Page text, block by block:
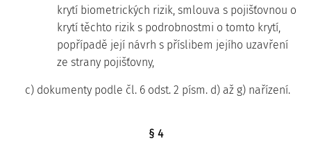
krytí biometrických rizik, smlouva s pojišťovnou o
krytí těchto rizik s podrobnostmi o tomto krytí,
popřípadě její návrh s příslibem jejího uzavření
ze strany pojišťovny,
c) dokumenty podle čl. 6 odst. 2 písm. d) až g) nařízení.
§ 4